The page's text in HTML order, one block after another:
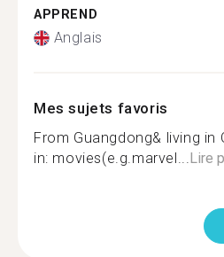
APPREND
Anglais
Mes sujets favoris
From Guangdong& living in
in: movies(e.g.marvel...Lire